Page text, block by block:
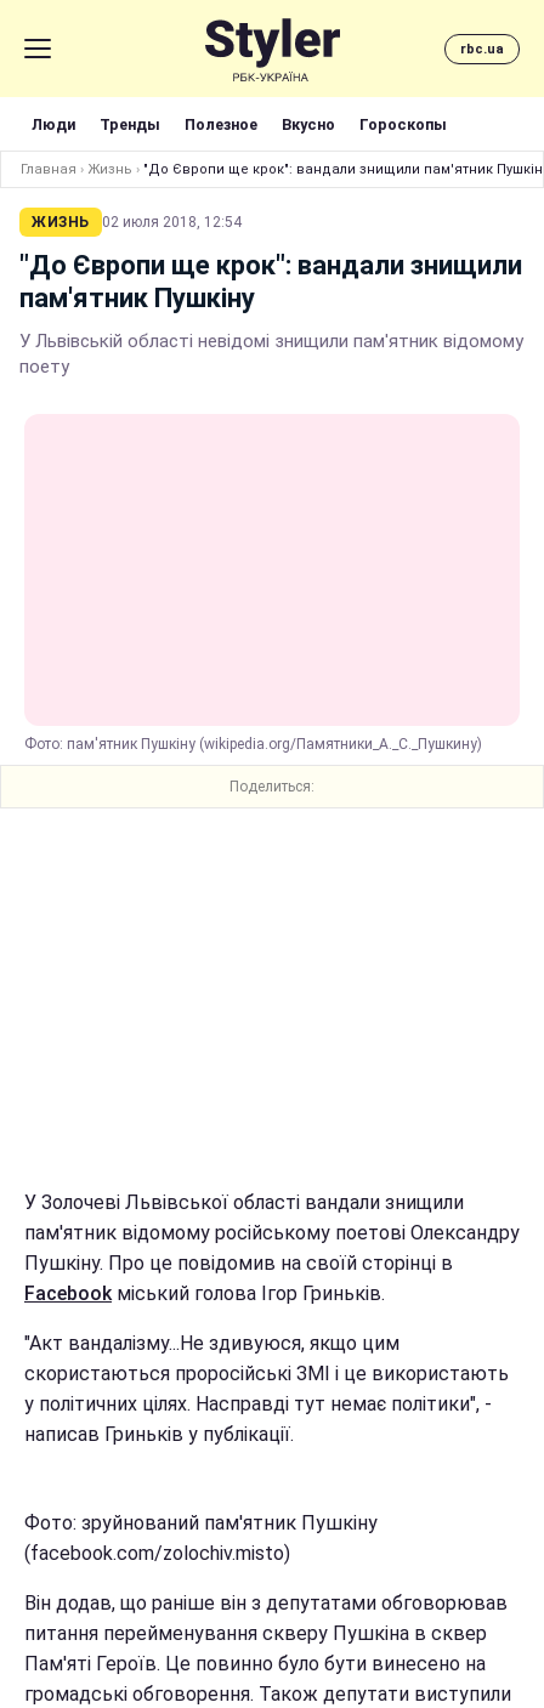
rbc.ua
Люди Тренды Полезное Вкусно Гороскопы
Главная › Жизнь › "До Європи ще крок": вандали знищили пам'ятник
ЖИЗНЬ 02 июля 2018, 12:54
"До Європи ще крок": вандали знищили
пам'ятник Пушкіну
У Львівській області невідомі знищили пам'ятник відомому
поету
Фото: пам'ятник Пушкіну (wikipedia.org/Памятники_А._С._Пушкину)
Поделиться:
У Золочеві Львівської області вандали знищили
пам'ятник відомому російському поетові Олександру
Пушкіну. Про це повідомив на своїй сторінці в
Facebookміський голова Ігор Гриньків.
"Акт вандалізму...Не здивуюся, якщо цим
скористаються проросійські ЗМІ і це використають
у політичних цілях. Насправді тут немає політики", -
написав Гриньків у публікації.
Фото: зруйнований пам'ятник Пушкіну
(facebook.com/zolochiv.misto)
Він додав, що раніше він з депутатами обговорював
питання перейменування скверу Пушкіна в сквер
Пам'яті Героїв. Це повинно було бути винесено на
громадські обговорення. Також депутати виступили